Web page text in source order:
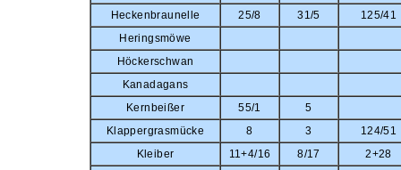
Heckenbraunelle 25/8 31/5
125/41
Heringsmöwe
Höckerschwan
Kanadagans
Kernbeißer
55/1
5
Klappergrasmücke
8 3
124/51
Kleiber
11+4/16 8/17
2+28